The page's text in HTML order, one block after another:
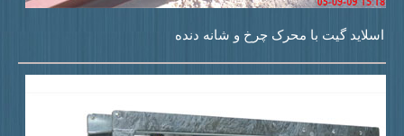
گیت با محرک چرخ و شانه دنده